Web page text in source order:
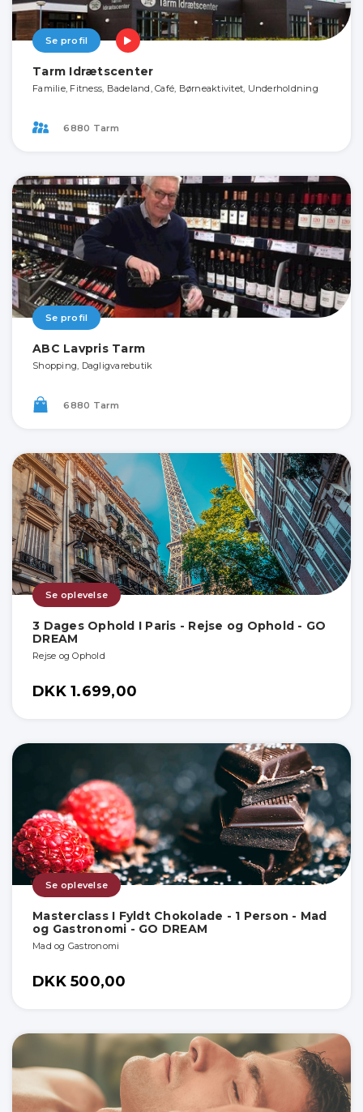
Se profil
Tarm Idrætscenter
Familie, Fitness, Badeland, Café, Børneaktivitet, Underholdning
6880 Tarm
Se profil
ABC Lavpris Tarm
Shopping, Dagligvarebutik
6880 Tarm
Se oplevelse
3 Dages Ophold I Paris - Rejse og Ophold - GO
DREAM
Rejse og Ophold
DKK 1.699,00
Se oplevelse
Masterclass I Fyldt Chokolade - 1 Person - Mad
og Gastronomi - GO DREAM
Mad og Gastronomi
DKK 500,00